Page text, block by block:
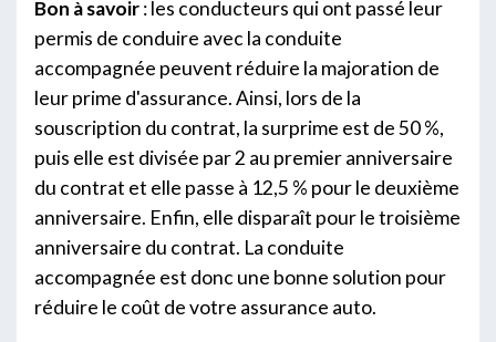
Bon à savoir: les conducteurs qui ont passé leur
permis de conduire avec la conduite
accompagnée peuvent réduire la majoration de
leur prime d'assurance. Ainsi, lors de la
souscription du contrat, la surprime est de 50 %,
puis elle est divisée par 2 au premier anniversaire
du contrat et elle passe à 12,5 % pour le deuxième
anniversaire. Enfin, elle disparaît pour le troisième
anniversaire du contrat. La conduite
accompagnée est donc une bonne solution pour
réduire le coût de votre assurance auto.